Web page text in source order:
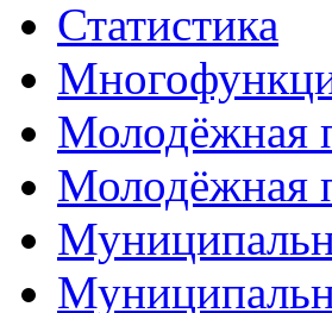
Статистика
Молодёжная
Молодёжная